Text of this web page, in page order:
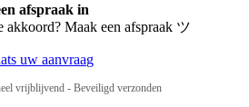
afspraak in
akkoord? Maak een afspraak ツ
uw aanvraag
vrijblijvend - Beveiligd verzonden